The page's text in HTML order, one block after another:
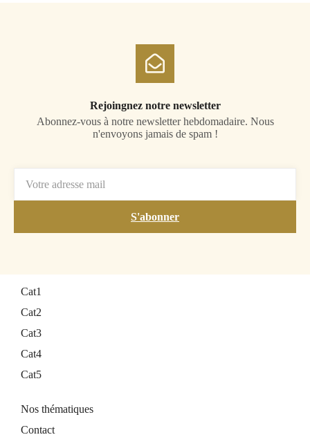
Rejoingnez notre newsletter
Abonnez-vous à notre newsletter hebdomadaire. Nous
n'envoyons jamais de spam !
S'abonner
Cat1
Cat2
Cat3
Cat4
Cat5
Nos thématiques
Contact